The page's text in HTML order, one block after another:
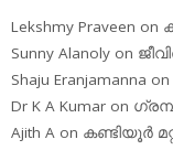
Lekshmy Praveen on
Sunny Alanoly on
Shaju Eranjamanna on
Dr K A Kumar on
Ajith A on കണ്ടിയൂര്‍